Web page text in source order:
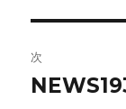
ビ
ゲ
ー
稿:
次
次